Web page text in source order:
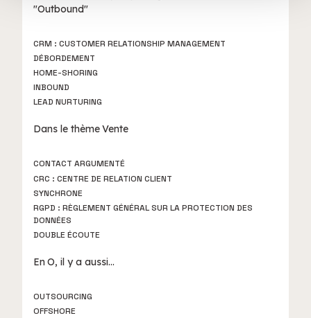
services.
"Outbound"
CRM : CUSTOMER RELATIONSHIP MANAGEMENT
DÉBORDEMENT
HOME-SHORING
INBOUND
LEAD NURTURING
Dans le thèmeVente
CONTACT ARGUMENTÉ
CRC : CENTRE DE RELATION CLIENT
SYNCHRONE
RGPD : RÈGLEMENT GÉNÉRAL SUR LA PROTECTION DES
DONNÉES
DOUBLE ÉCOUTE
EnO, il y a aussi...
OUTSOURCING
OFFSHORE